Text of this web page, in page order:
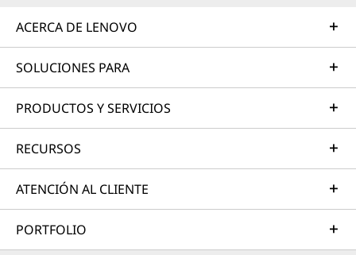
ACERCA DE LENOVO
SOLUCIONES PARA
PRODUCTOS Y SERVICIOS
RECURSOS
ATENCIÓN AL CLIENTE
PORTFOLIO